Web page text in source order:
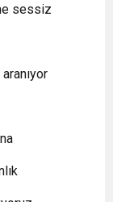
sessiz